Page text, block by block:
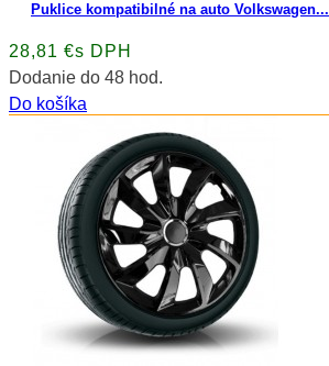
Puklice kompatibilné na auto Volkswagen...
28,81 €s DPH
Dodanie do 48 hod.
Do košíka